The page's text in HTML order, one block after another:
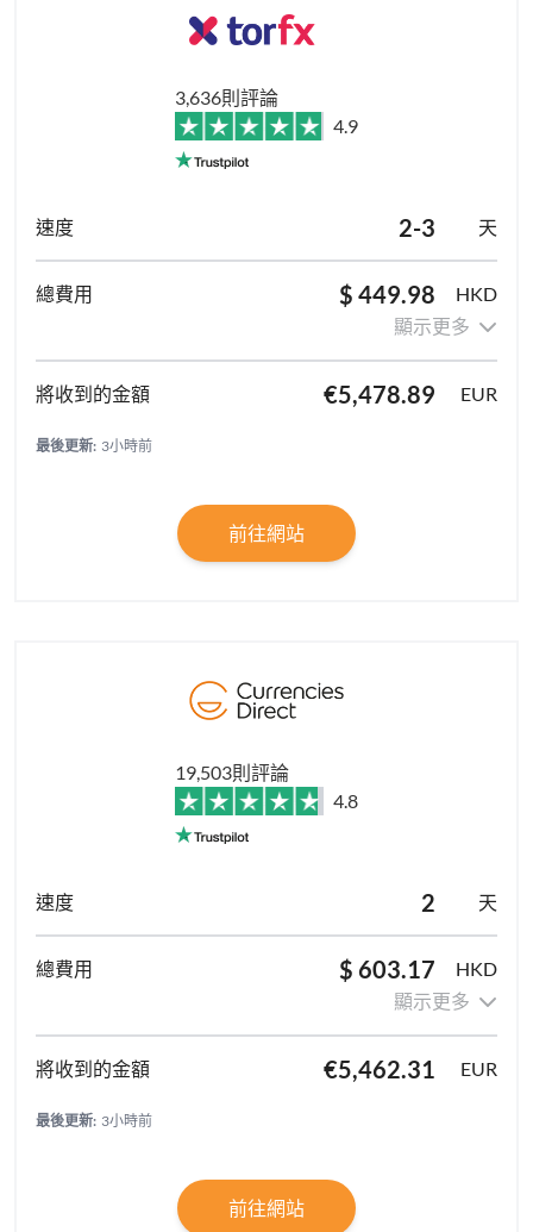
3,636則評論
4.9
2-3 天
$ 449.98
HKD
顯示更多
€5,478.89 EUR
最後更新: 3小時前
前往網站
19,503則評論
4.8
2 天
$ 603.17
HKD
顯示更多
€5,462.31 EUR
最後更新: 3小時前
前往網站